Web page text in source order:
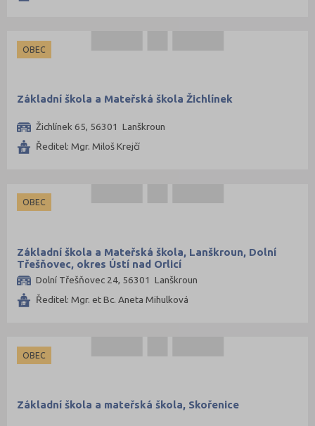
OBEC
Základní škola a Mateřská škola Žichlínek
Žichlínek 65, 56301 Lanškroun
Ředitel: Mgr. Miloš Krejčí
OBEC
Základní škola a Mateřská škola, Lanškroun, Dolní
Třešňovec, okres Ústí nad Orlicí
Dolní Třešňovec 24, 56301 Lanškroun
Ředitel: Mgr. et Bc. Aneta Mihulková
OBEC
Základní škola a mateřská škola, Skořenice